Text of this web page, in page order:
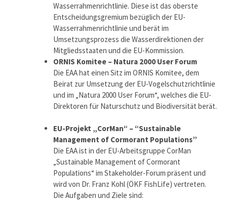
Wasserrahmenrichtlinie. Diese ist das oberste
Entscheidungsgremium bezüglich der EU-
Wasserrahmenrichtlinie und berät im
Umsetzungsprozess die Wasserdirektionen der
Mitgliedsstaaten und die EU-Kommission.
ORNIS Komitee – Natura 2000 User Forum
Die EAA hat einen Sitz im ORNIS Komitee, dem
Beirat zur Umsetzung der EU-Vogelschutzrichtlinie
und im „Natura 2000 User Forum“, welches die EU-
Direktoren für Naturschutz und Biodiversität berät.
EU-Projekt „CorMan“ – “Sustainable
Management of Cormorant Populations”
Die EAA ist in der EU-Arbeitsgruppe CorMan
„Sustainable Management of Cormorant
Populations“ im Stakeholder-Forum präsent und
wird von Dr. Franz Kohl (ÖKF FishLife) vertreten.
Die Aufgaben und Ziele sind: